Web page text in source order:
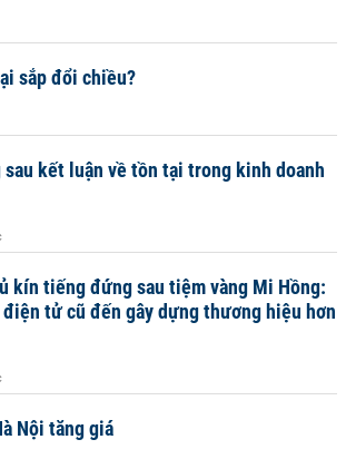
sắp đổi chiều?
kết luận về tồn tại trong kinh doanh
kín tiếng đứng sau tiệm vàng Mi Hồng:
tử cũ đến gây dựng thương hiệu hơn
Nội tăng giá